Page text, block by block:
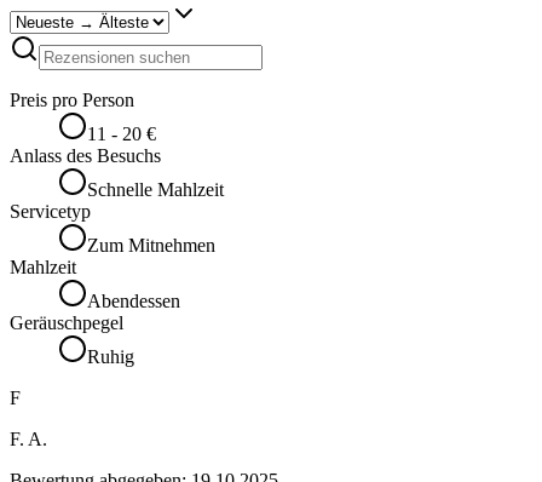
Preis pro Person
11 - 20 €
Anlass des Besuchs
Schnelle Mahlzeit
Servicetyp
Zum Mitnehmen
Mahlzeit
Abendessen
Geräuschpegel
Ruhig
F
F. A.